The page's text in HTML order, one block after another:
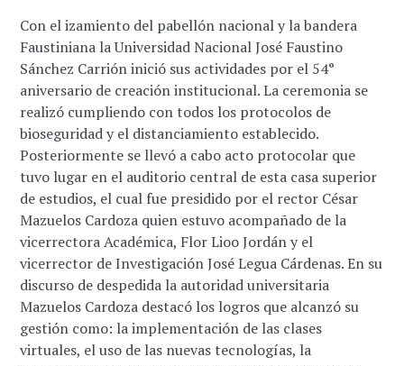
Con el izamiento del pabellón nacional y la bandera
Faustiniana la Universidad Nacional José Faustino
Sánchez Carrión inició sus actividades por el 54°
aniversario de creación institucional. La ceremonia se
realizó cumpliendo con todos los protocolos de
bioseguridad y el distanciamiento establecido.
Posteriormente se llevó a cabo acto protocolar que
tuvo lugar en el auditorio central de esta casa superior
de estudios, el cual fue presidido por el rector César
Mazuelos Cardoza quien estuvo acompañado de la
vicerrectora Académica, Flor Lioo Jordán y el
vicerrector de Investigación José Legua Cárdenas. En su
discurso de despedida la autoridad universitaria
Mazuelos Cardoza destacó los logros que alcanzó su
gestión como: la implementación de las clases
virtuales, el uso de las nuevas tecnologías, la